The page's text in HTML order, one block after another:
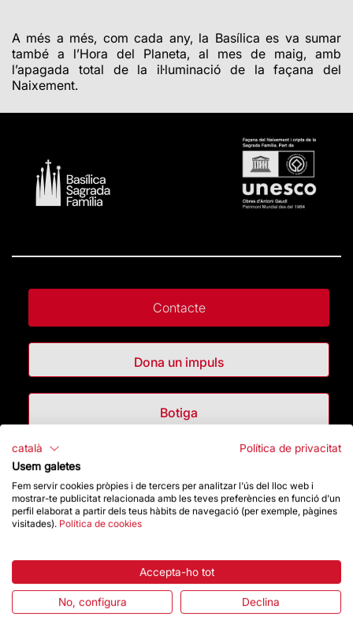
A més a més, com cada any, la Basílica es va sumar
també a l’Hora del Planeta, al mes de maig, amb
l’apagada total de la il·luminació de la façana del
Naixement.
Contacte
Dona un impuls
Botiga
Destacats
La Fundació
Atenció al Visitant
català
Política de privacitat
Usem galetes
Fem servir cookies pròpies i de tercers per analitzar l'ús del lloc web i
mostrar-te publicitat relacionada amb les teves preferències en funció d'un
perfil elaborat a partir dels teus hàbits de navegació (per exemple, pàgines
visitades). Política de cookies
Accepta-ho tot
No, configura Declina